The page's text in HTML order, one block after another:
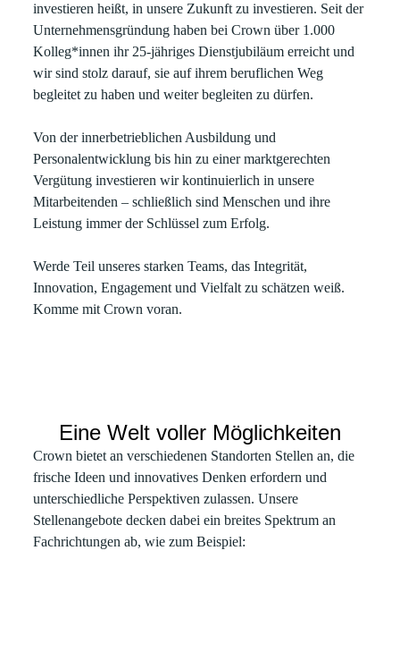
investieren heißt, in unsere Zukunft zu investieren. Seit der
Unternehmensgründung haben bei Crown über 1.000
Kolleg*innen ihr 25-jähriges Dienstjubiläum erreicht und
wir sind stolz darauf, sie auf ihrem beruflichen Weg
begleitet zu haben und weiter begleiten zu dürfen.
Von der innerbetrieblichen Ausbildung und
Personalentwicklung bis hin zu einer marktgerechten
Vergütung investieren wir kontinuierlich in unsere
Mitarbeitenden – schließlich sind Menschen und ihre
Leistung immer der Schlüssel zum Erfolg.
Werde Teil unseres starken Teams, das Integrität,
Innovation, Engagement und Vielfalt zu schätzen weiß.
Komme mit Crown voran.
Eine Welt voller Möglichkeiten
Crown bietet an verschiedenen Standorten Stellen an, die
frische Ideen und innovatives Denken erfordern und
unterschiedliche Perspektiven zulassen. Unsere
Stellenangebote decken dabei ein breites Spektrum an
Fachrichtungen ab, wie zum Beispiel: